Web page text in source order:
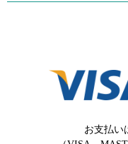
お支払い